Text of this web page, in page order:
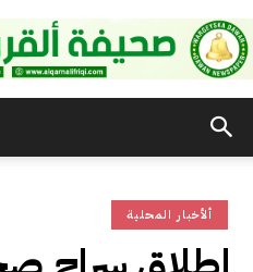
ألأخبار المحلية